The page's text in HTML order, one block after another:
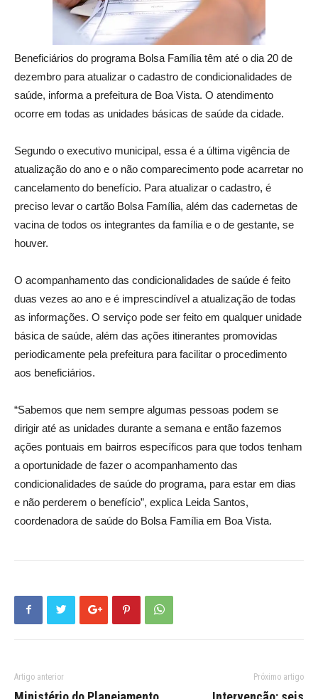
Beneficiários do programa Bolsa Família têm até o dia 20 de
dezembro para atualizar o cadastro de condicionalidades de
saúde, informa a prefeitura de Boa Vista. O atendimento
ocorre em todas as unidades básicas de saúde da cidade.
Segundo o executivo municipal, essa é a última vigência de
atualização do ano e o não comparecimento pode acarretar no
cancelamento do benefício. Para atualizar o cadastro, é
preciso levar o cartão Bolsa Família, além das cadernetas de
vacina de todos os integrantes da família e o de gestante, se
houver.
O acompanhamento das condicionalidades de saúde é feito
duas vezes ao ano e é imprescindível a atualização de todas
as informações. O serviço pode ser feito em qualquer unidade
básica de saúde, além das ações itinerantes promovidas
periodicamente pela prefeitura para facilitar o procedimento
aos beneficiários.
“Sabemos que nem sempre algumas pessoas podem se
dirigir até as unidades durante a semana e então fazemos
ações pontuais em bairros específicos para que todos tenham
a oportunidade de fazer o acompanhamento das
condicionalidades de saúde do programa, para estar em dias
e não perderem o benefício”, explica Leida Santos,
coordenadora de saúde do Bolsa Família em Boa Vista.
Artigo anterior Próximo artigo